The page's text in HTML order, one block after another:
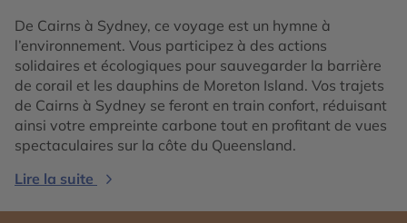
De Cairns à Sydney, ce voyage est un hymne à
l’environnement. Vous participez à des actions
solidaires et écologiques pour sauvegarder la barrière
de corail et les dauphins de Moreton Island. Vos trajets
de Cairns à Sydney se feront en train confort, réduisant
ainsi votre empreinte carbone tout en profitant de vues
spectaculaires sur la côte du Queensland.
Lire la suite